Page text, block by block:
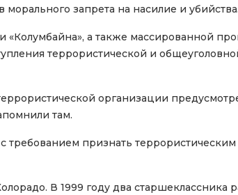
запрета на насилие и убийства.
а также массированной
террористической и
организации
там.
требованием признать
В 1999 году два старшеклассника